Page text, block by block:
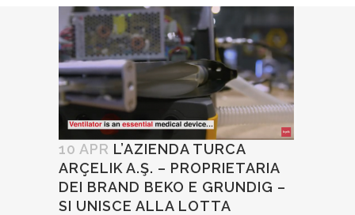
10 APR L’AZIENDA TURCA
ARÇELIK A.Ş. – PROPRIETARIA
DEI BRAND BEKO E GRUNDIG –
SI UNISCE ALLA LOTTA